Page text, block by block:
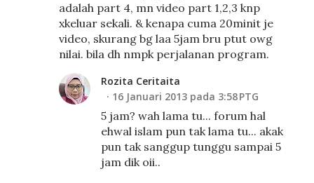
adalah part 4, mn video part 1,2,3 knp
xkeluar sekali. & kenapa cuma 20minit je
video, skurang bg laa 5jam bru ptut owg
nilai. bila dh nmpk perjalanan program.
Rozita Ceritaita
16 Januari 2013 pada 3:58 PTG
5 jam? wah lama tu... forum hal
ehwal islam pun tak lama tu... akak
pun tak sanggup tunggu sampai 5
jam dik oii..